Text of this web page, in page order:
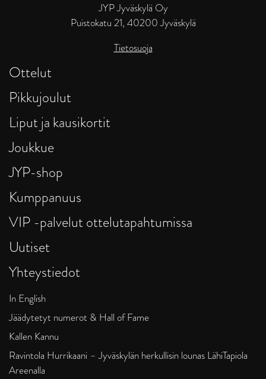
JYP Jyväskylä Oy
Puistokatu 21, 40200 Jyväskylä
Tietosuoja
Ottelut
Pikkujoulut
Liput ja kausikortit
Joukkue
JYP-shop
Kumppanuus
VIP -palvelut ottelutapahtumissa
Uutiset
Yhteystiedot
In English
Jäädytetyt numerot & Hall of Fame
Kallen Kannu
Ravintola Hurrikaani – Jyväskylän herkullisin lounas LähiTapiola
Areenalla